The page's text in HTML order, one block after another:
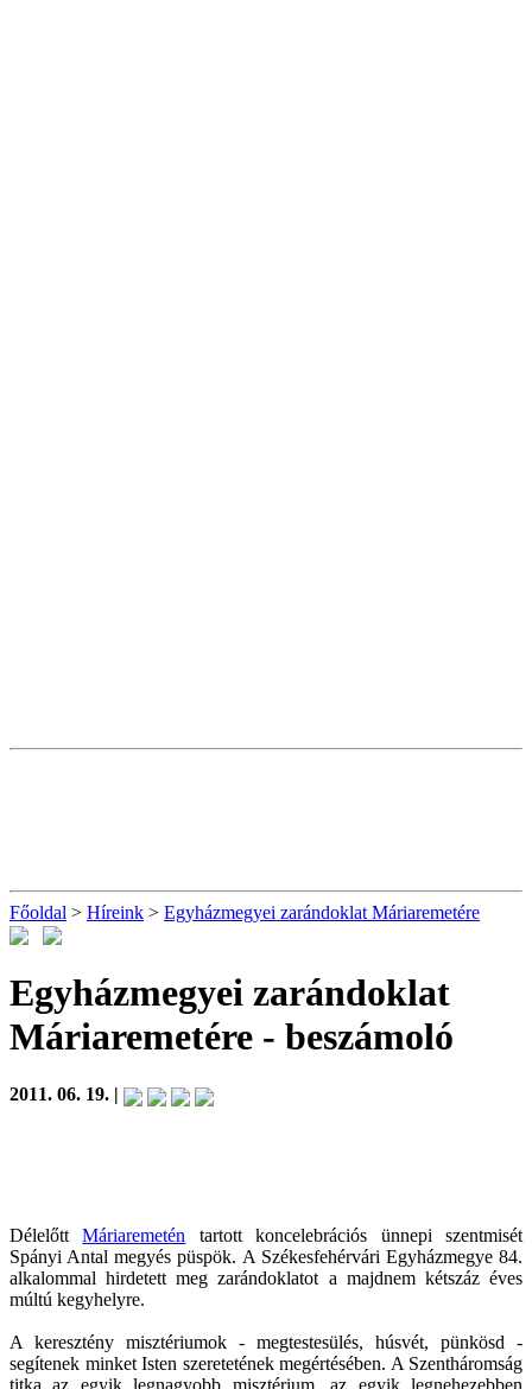
Főoldal > Híreink > Egyházmegyei zarándoklat Máriaremetére
Egyházmegyei zarándoklat
Máriaremetére - beszámoló
2011. 06. 19. |
DélelőttMáriaremetén tartott koncelebrációs ünnepi szentmisét
Spányi Antal megyés püspök. A Székesfehérvári Egyházmegye 84.
alkalommal hirdetett meg zarándoklatot a majdnem kétszáz éves
múltú kegyhelyre.
A keresztény misztériumok - megtestesülés, húsvét, pünkösd -
segítenek minket Isten szeretetének megértésében. A Szentháromság
titka az egyik legnagyobb misztérium, az egyik legnehezebben